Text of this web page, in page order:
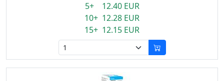
5+ 12.40 EUR
10+ 12.28 EUR
15+ 12.15 EUR